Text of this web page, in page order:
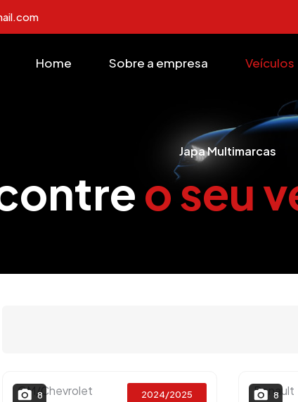
Home Sobre a empresa Veículos
Japa Multimarcas
o seu
8 2024/2025
GM/Chevrolet 8
Renault